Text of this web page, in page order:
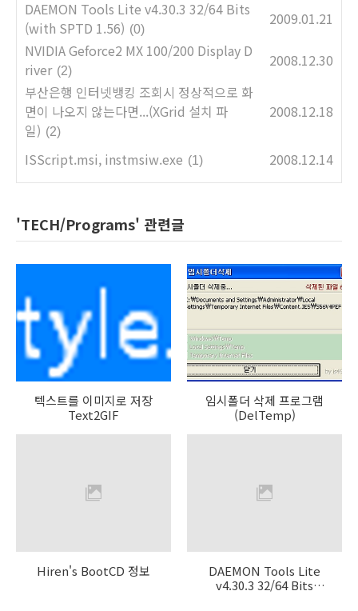
DAEMON Tools Lite v4.30.3 32/64 Bits
(with SPTD 1.56) (0)
2009.01.21
NVIDIA Geforce2 MX 100/200 Display D
river (2)
2008.12.30
부산은행 인터넷뱅킹 조회시 정상적으로 화
면이 나오지 않는다면...(XGrid 설치 파
일) (2)
2008.12.18
ISScript.msi, instmsiw.exe (1) 2008.12.14
'TECH/Programs' 관련글
텍스트를 이미지로 저장
Text2GIF
임시폴더 삭제 프로그램
(DelTemp)
Hiren's BootCD 정보
DAEMON Tools Lite
v4.30.3 32/64 Bits